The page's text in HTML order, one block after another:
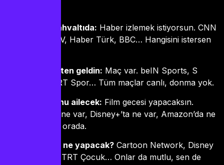
Sabah kahvaltıda: Haber izlemek istiyorsun. CNN
Türk, NTV, Haber Türk, BBC… Hangisini istersen
Akşam işten geldin: Maç var. beIN Sports, S
Sport, TRT Spor… Tüm maçlar canlı, donma yok.
Hafta sonu ailecek: Film gecesi yapacaksın.
Netflix’te ne var, Disney+’ta ne var, Amazon’da ne
var hepsi orada.
Çocuklar ne yapacak? Cartoon Network, Disney
Channel, TRT Çocuk… Onlar da mutlu, sen de